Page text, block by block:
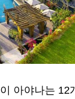
아야나는 12